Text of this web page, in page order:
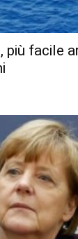
più facile